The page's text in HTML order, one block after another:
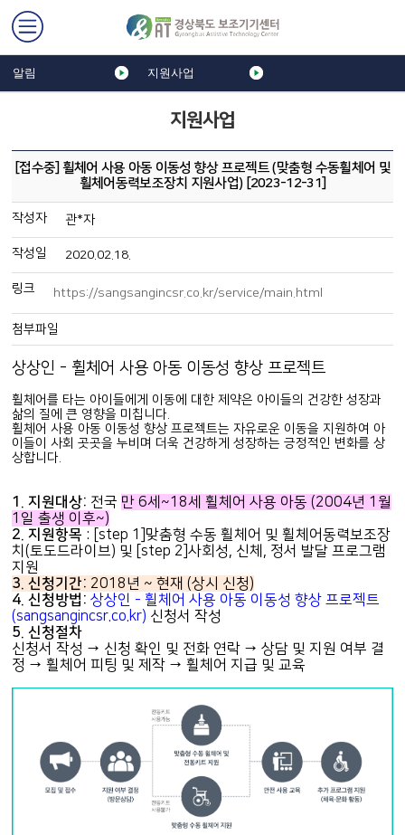
지원사업
알림 지원사업
[접수중] 휠체어 사용 아동 이동성 향상 프로젝트 (맞춤형 수동휠체어 및
휠체어동력보조장치 지원사업) [2023-12-31]
작성자 관*자
작성일 2020.02.18.
링크 https://sangsangincsr.co.kr/service/main.html
첨부파일
상상인 - 휠체어 사용 아동 이동성 향상 프로젝트
휠체어를 타는 아이들에게 이동에 대한 제약은 아이들의 건강한 성장과
삶의 질에 큰 영향을 미칩니다.
휠체어 사용 아동 이동성 향상 프로젝트는 자유로운 이동을 지원하여 아
이들이 사회 곳곳을 누비며 더욱 건강하게 성장하는 긍정적인 변화를 상
상합니다.
1. 지원대상: 전국 만 6세~18세 휠체어 사용 아동 (2004년 1월
1일 출생 이후~)
2. 지원항목 : [step 1]맞춤형 수동 휠체어 및 휠체어동력보조장
치(토도드라이브) 및 [step 2]사회성, 신체, 정서 발달 프로그램
지원
3. 신청기간: 2018년 ~ 현재 (상시 신청)
4. 신청방법: 상상인 - 휠체어 사용 아동 이동성 향상 프로젝트
(sangsangincsr.co.kr) 신청서 작성
5. 신청절차
신청서 작성 → 신청 확인 및 전화 연락 → 상담 및 지원 여부 결
정 → 휠체어 피팅 및 제작 → 휠체어 지급 및 교육